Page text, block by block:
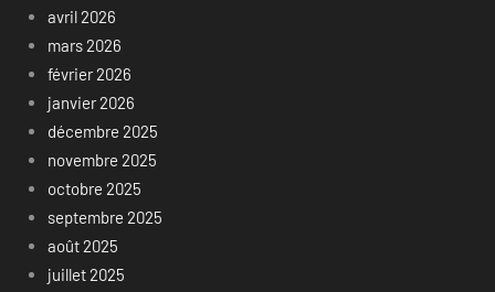
avril 2026
mars 2026
février 2026
janvier 2026
décembre 2025
novembre 2025
octobre 2025
septembre 2025
août 2025
juillet 2025